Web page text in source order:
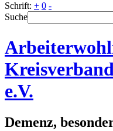
Schrift: + 0 -
Suche
e.V.
Demenz,